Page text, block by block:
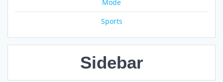
Mode
Sports
Sidebar